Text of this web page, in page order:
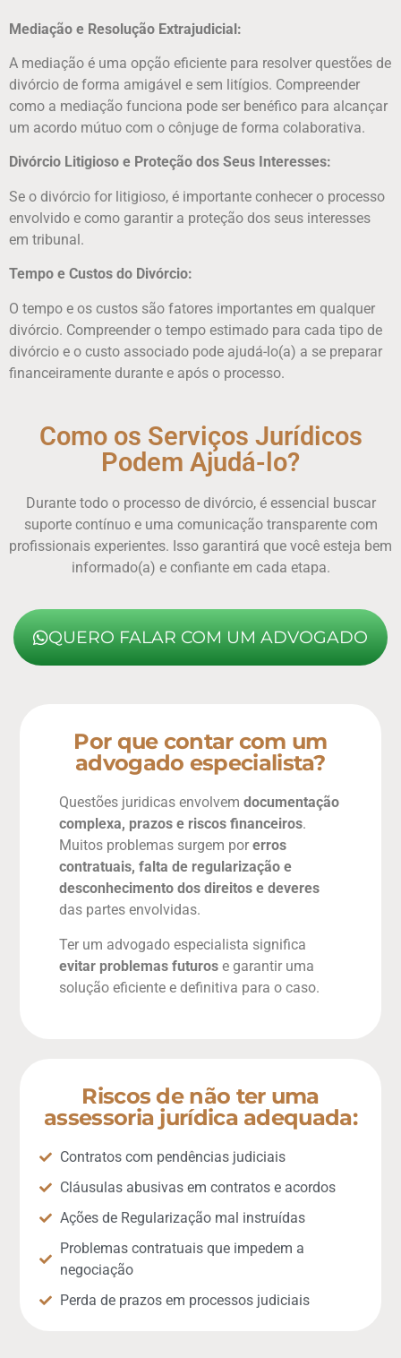
Mediação e Resolução Extrajudicial:
A mediação é uma opção eficiente para resolver questões de
divórcio de forma amigável e sem litígios. Compreender
como a mediação funciona pode ser benéfico para alcançar
um acordo mútuo com o cônjuge de forma colaborativa.
Divórcio Litigioso e Proteção dos Seus Interesses:
Se o divórcio for litigioso, é importante conhecer o processo
envolvido e como garantir a proteção dos seus interesses
em tribunal.
Tempo e Custos do Divórcio:
O tempo e os custos são fatores importantes em qualquer
divórcio. Compreender o tempo estimado para cada tipo de
divórcio e o custo associado pode ajudá-lo(a) a se preparar
financeiramente durante e após o processo.
Como os Serviços Jurídicos
Podem Ajudá-lo?
Durante todo o processo de divórcio, é essencial buscar
suporte contínuo e uma comunicação transparente com
profissionais experientes. Isso garantirá que você esteja bem
informado(a) e confiante em cada etapa.
QUERO FALAR COM UM ADVOGADO
Por que contar com um
advogado especialista?
Questões juridicas envolvem documentação
complexa, prazos e riscos financeiros.
Muitos problemas surgem por erros
contratuais, falta de regularização e
desconhecimento dos direitos e deveres
das partes envolvidas.
Ter um advogado especialista significa
evitar problemas futuros e garantir uma
solução eficiente e definitiva para o caso.
Riscos de não ter uma
assessoria jurídica adequada:
Contratos com pendências judiciais
Cláusulas abusivas em contratos e acordos
Ações de Regularização mal instruídas
Problemas contratuais que impedem a
negociação
Perda de prazos em processos judiciais